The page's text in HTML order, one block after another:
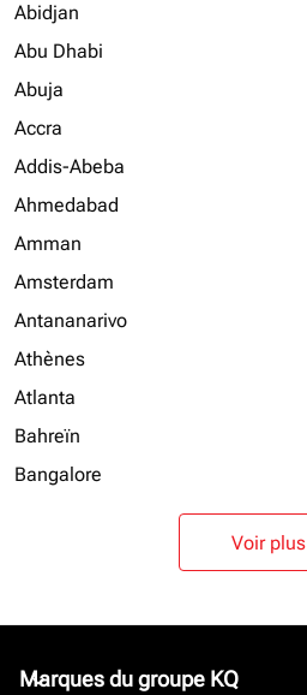
Abidjan
Abu Dhabi
Abuja
Accra
Addis-Abeba
Ahmedabad
Amman
Amsterdam
Antananarivo
Athènes
Atlanta
Bahreïn
Bangalore
Voir plus
Marques du groupe KQ
keyboard_arrow_down